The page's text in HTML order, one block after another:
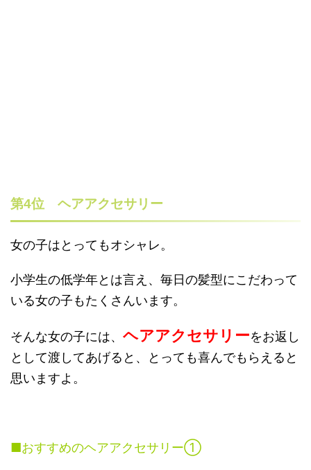
第4位 ヘアアクセサリー
女の子はとってもオシャレ。
小学生の低学年とは言え、毎日の髪型にこだわって
いる女の子もたくさんいます。
そんな女の子には、 ヘアアクセサリーをお返し
として渡してあげると、とっても喜んでもらえると
思いますよ。
■おすすめのヘアアクセサリー①